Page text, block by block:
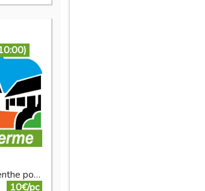
mousse à raser à la menthe poivrée
10€/pc